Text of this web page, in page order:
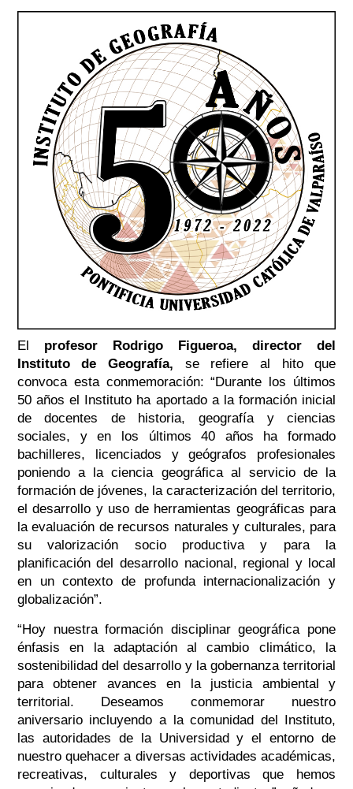
El profesor Rodrigo Figueroa, director del
Instituto de Geografía, se refiere al hito que
convoca esta conmemoración:“Durante los últimos
50 años el Instituto ha aportado a la formación inicial
de docentes de historia, geografía y ciencias
sociales, y en los últimos 40 años ha formado
bachilleres, licenciados y geógrafos profesionales
poniendo a la ciencia geográfica al servicio de la
formación de jóvenes, la caracterización del territorio,
el desarrollo y uso de herramientas geográficas para
la evaluación de recursos naturales y culturales, para
su valorización socio productiva y para la
planificación del desarrollo nacional, regional y local
en un contexto de profunda internacionalización y
globalización”.
“Hoy nuestra formación disciplinar geográfica pone
énfasis en la adaptación al cambio climático, la
sostenibilidad del desarrollo y la gobernanza territorial
para obtener avances en la justicia ambiental y
territorial. Deseamos conmemorar nuestro
aniversario incluyendo a la comunidad del Instituto,
las autoridades de la Universidad y el entorno de
nuestro quehacer a diversas actividades académicas,
recreativas, culturales y deportivas que hemos